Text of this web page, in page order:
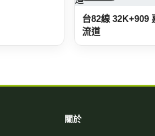
台82線 32K+909
流道
關於